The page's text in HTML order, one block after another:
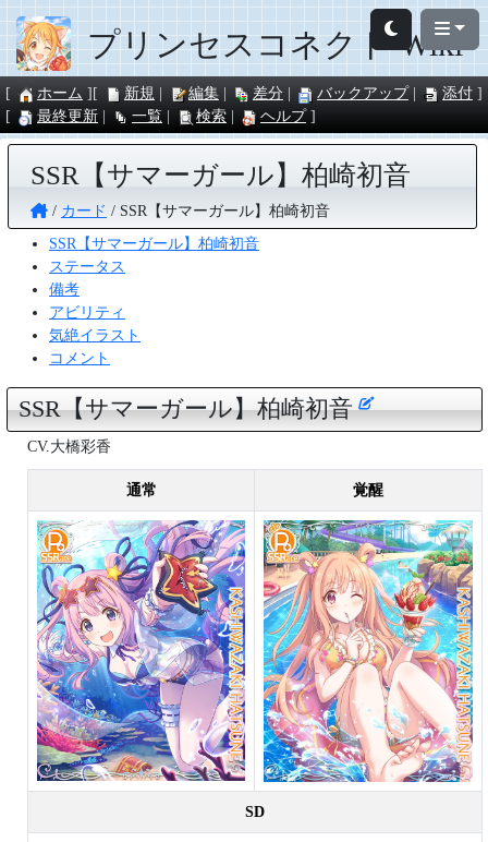
プリンセスコネクト Wiki
ホーム 新規 編集 差分 バックアップ
添付
最終更新
一覧 検索 ヘルプ
SSR【サマーガール】柏崎初音
カード
SSR【サマーガール】柏崎初音
SSR【サマーガール】柏崎初音
ステータス
備考
アビリティ
気絶イラスト
コメント
SSR【サマーガール】柏崎初音
CV.大橋彩香
通常 覚醒
SD